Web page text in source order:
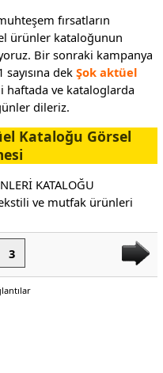
fırsatların
ürünler kataloğunun
Bir sonraki kampanya
dek Şok aktüel
ve kataloglarda
dileriz.
Kataloğu Görsel
3